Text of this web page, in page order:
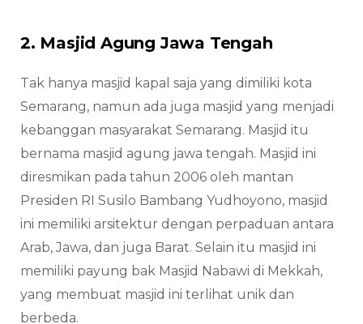
2. Masjid Agung Jawa Tengah
Tak hanya masjid kapal saja yang dimiliki kota
Semarang, namun ada juga masjid yang menjadi
kebanggan masyarakat Semarang. Masjid itu
bernama masjid agung jawa tengah. Masjid ini
diresmikan pada tahun 2006 oleh mantan
Presiden RI Susilo Bambang Yudhoyono, masjid
ini memiliki arsitektur dengan perpaduan antara
Arab, Jawa, dan juga Barat. Selain itu masjid ini
memiliki payung bak Masjid Nabawi di Mekkah,
yang membuat masjid ini terlihat unik dan
berbeda.